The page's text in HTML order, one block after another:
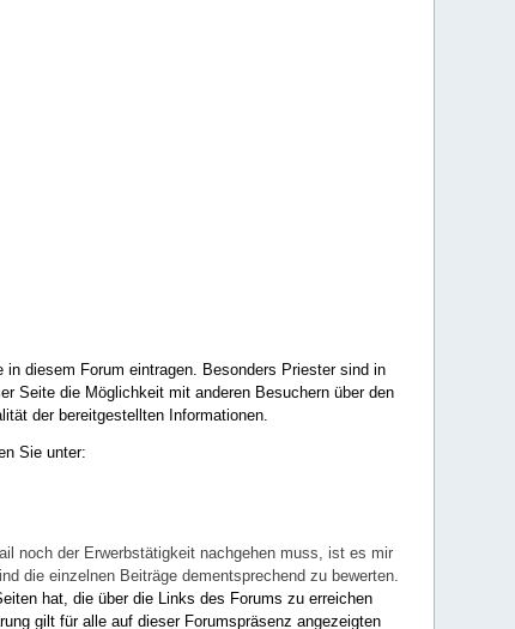
diesem Forum eintragen. Besonders Priester sind in
Seite die Möglichkeit mit anderen Besuchern über den
der bereitgestellten Informationen.
Sie unter:
noch der Erwerbstätigkeit nachgehen muss, ist es mir
die einzelnen Beiträge dementsprechend zu bewerten.
hat, die über die Links des Forums zu erreichen
gilt für alle auf dieser Forumspräsenz angezeigten